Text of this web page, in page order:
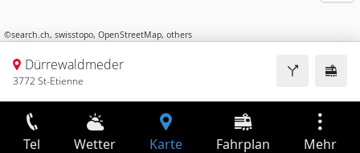
©search.ch, swisstopo, OpenStreetMap, others
Dürrewaldmeder
3772 St-Etienne
Tel Wetter Karte Fahrplan Mehr